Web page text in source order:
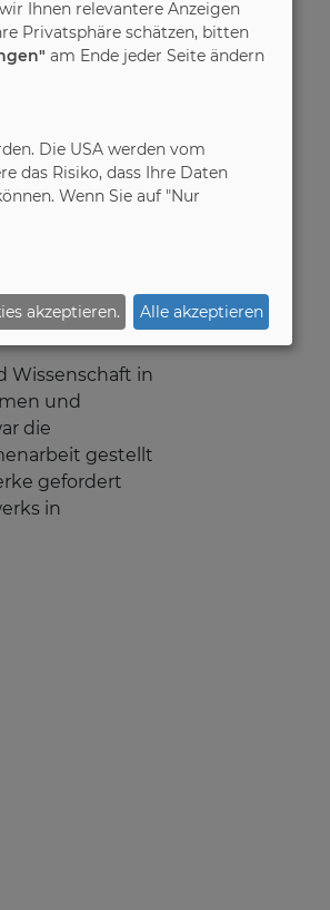
und
anzustoßen
welche die
Zeichen für
die
Wissenschaft in
und
die
gestellt
gefordert
in
Ihnen relevantere Anzeigen
Privatsphäre schätzen, bitten
am Ende jeder Seite ändern
Die USA werden vom
das Risiko, dass Ihre Daten
Wenn Sie auf "Nur
akzeptieren. Alle akzeptieren